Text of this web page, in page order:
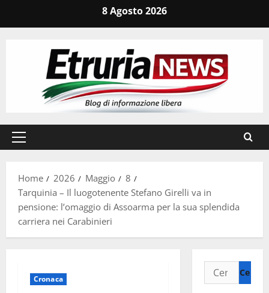
8 Agosto 2026
Menu
Home
2026 Maggio
8
Tarquinia – Il luogotenente Stefano Girelli va in
pensione: l’omaggio di Assoarma per la sua splendida
carriera nei Carabinieri
Cronaca
Ricerca
per: